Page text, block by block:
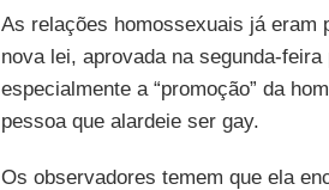
As relações homossexuais já eram
nova lei, aprovada na segunda-
especialmente a “promoção” da
pessoa que alardeie ser gay.
Os observadores temem que ela